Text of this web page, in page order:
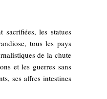
les statues
tous les pays
de la chute
et les guerres sans
ses affres intestines